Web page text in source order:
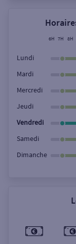
6H 7H 8H
Lundi
Mardi
Mercredi
Jeudi
Vendredi
Samedi
Dimanche